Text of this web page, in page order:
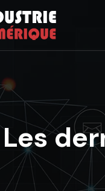
Les